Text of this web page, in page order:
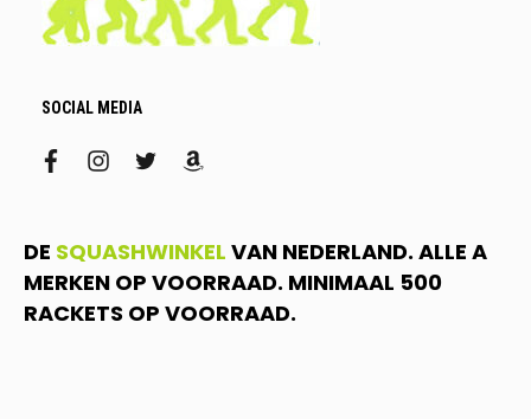
SOCIAL MEDIA
facebookinstagram
twitteramazon
DE SQUASHWINKEL VAN NEDERLAND. ALLE A
MERKEN OP VOORRAAD. MINIMAAL 500
RACKETS OP VOORRAAD.